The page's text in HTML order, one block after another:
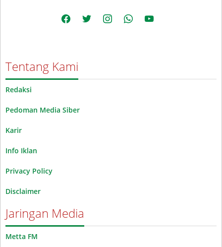
facebooktwitter instagramwhatsappyoutube
Tentang Kami
Redaksi
Pedoman Media Siber
Karir
Info Iklan
Privacy Policy
Disclaimer
Jaringan Media
Metta FM